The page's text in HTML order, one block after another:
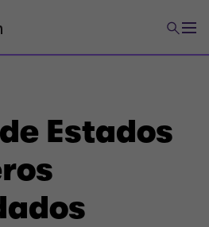
Estados